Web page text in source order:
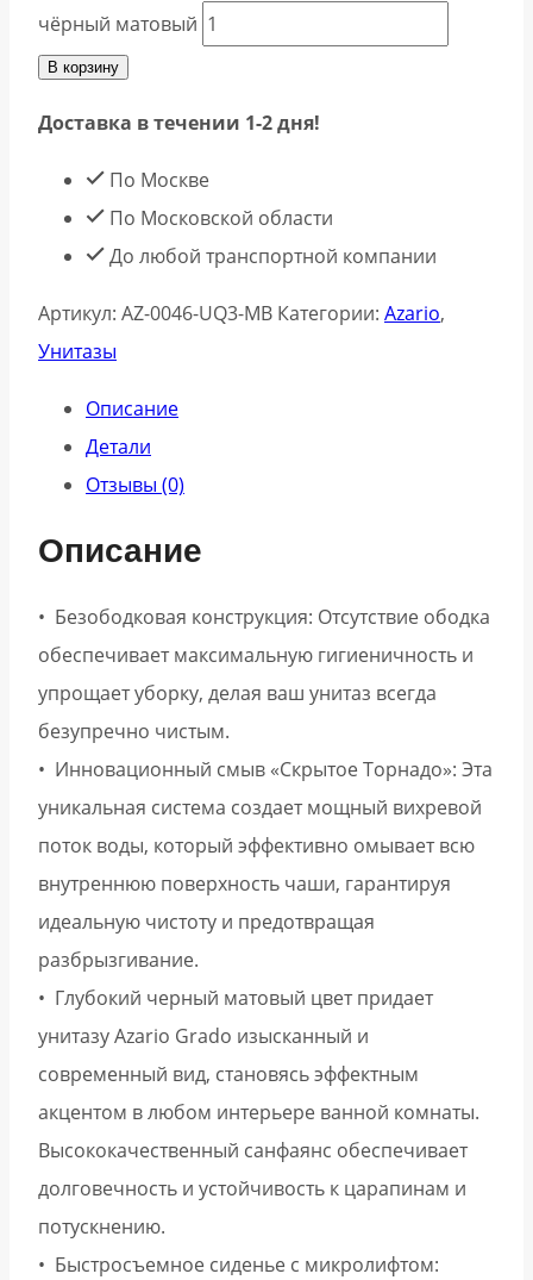
чёрный матовый
В корзину
Доставка в течении 1-2 дня!
По Москве
По Московской области
До любой транспортной компании
Артикул: AZ-0046-UQ3-MB Категории: Azario,
Унитазы
Описание
Детали
Отзывы (0)
Описание
• Безободковая конструкция: Отсутствие ободка
обеспечивает максимальную гигиеничность и
упрощает уборку, делая ваш унитаз всегда
безупречно чистым.
• Инновационный смыв «Скрытое Торнадо»: Эта
уникальная система создает мощный вихревой
поток воды, который эффективно омывает всю
внутреннюю поверхность чаши, гарантируя
идеальную чистоту и предотвращая
разбрызгивание.
• Глубокий черный матовый цвет придает
унитазу Azario Grado изысканный и
современный вид, становясь эффектным
акцентом в любом интерьере ванной комнаты.
Высококачественный санфаянс обеспечивает
долговечность и устойчивость к царапинам и
потускнению.
• Быстросъемное сиденье с микролифтом: